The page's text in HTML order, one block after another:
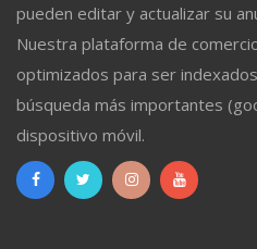
pueden editar y actualizar su
Nuestra plataforma de
optimizados para ser
búsqueda más importantes
dispositivo móvil.